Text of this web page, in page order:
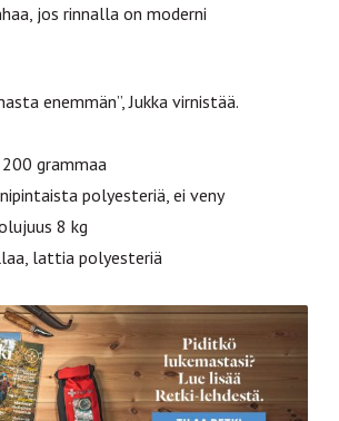
jos rinnalla on moderni
enemmän”, Jukka virnistää.
grammaa
polyesteriä, ei veny
8 kg
lattia polyesteriä